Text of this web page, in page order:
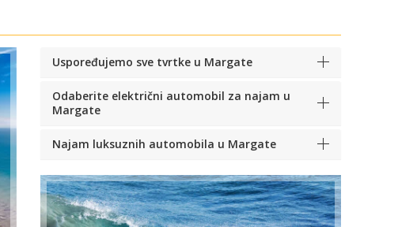
Uspoređujemo sve tvrtke u Margate
Odaberite električni automobil za najam u
Margate
Najam luksuznih automobila u Margate